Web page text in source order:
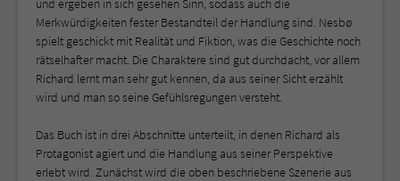
und ergeben in sich gesehen Sinn, sodass auch die
Merkwürdigkeiten fester Bestandteil der Handlung sind. Nesbø
spielt geschickt mit Realität und Fiktion, was die Geschichte noch
rätselhafter macht. Die Charaktere sind gut durchdacht, vor allem
Richard lernt man sehr gut kennen, da aus seiner Sicht erzählt
wird und man so seine Gefühlsregungen versteht.
Das Buch ist in drei Abschnitte unterteilt, in denen Richard als
Protagonist agiert und die Handlung aus seiner Perspektive
erlebt wird. Zunächst wird die oben beschriebene Szenerie aus